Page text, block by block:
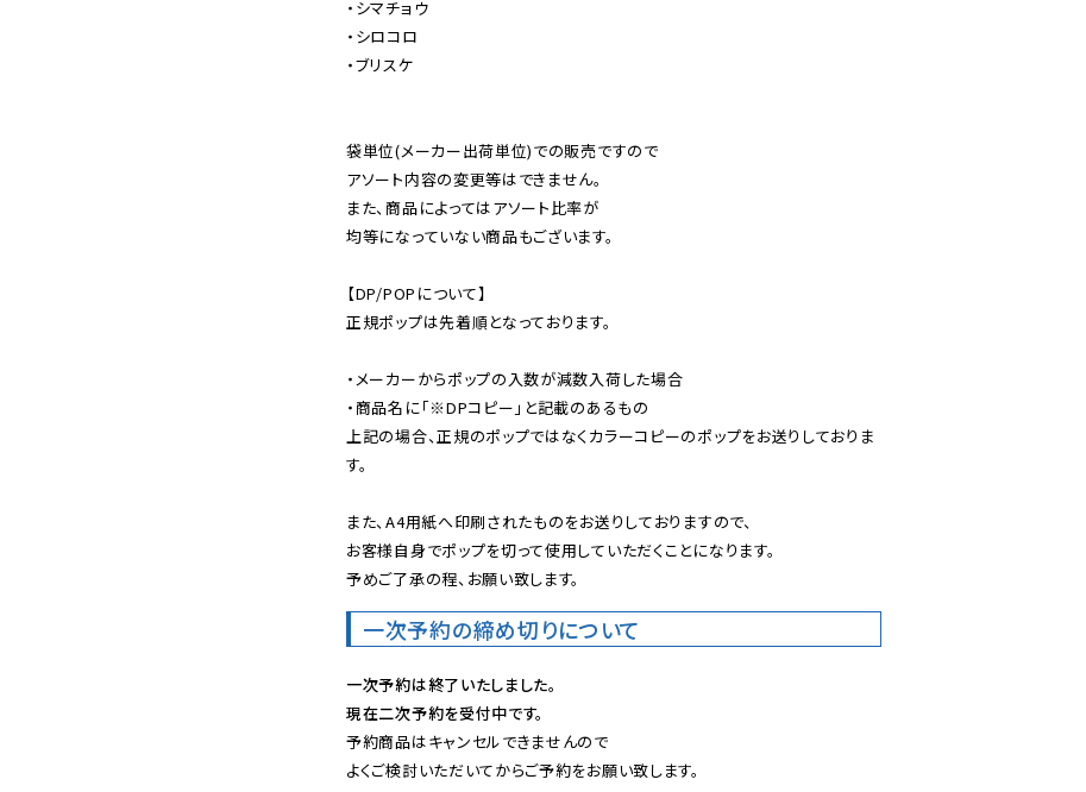
・シマチョウ
・シロコロ
・ブリスケ
袋単位(メーカー出荷単位)での販売ですので
アソート内容の変更等はできません。
また、商品によってはアソート比率が
均等になっていない商品もございます。
【DP/POPについて】
正規ポップは先着順となっております。
・メーカーからポップの入数が減数入荷した場合
・商品名に「※DPコピー」と記載のあるもの
上記の場合、正規のポップではなくカラーコピーのポップをお送りしておりま
す。
また、A4用紙へ印刷されたものをお送りしておりますので、
お客様自身でポップを切って使用していただくことになります。
予めご了承の程、お願い致します。
一次予約の締め切りについて
一次予約は終了いたしました。
現在二次予約を受付中です。
予約商品はキャンセルできませんので
よくご検討いただいてからご予約をお願い致します。